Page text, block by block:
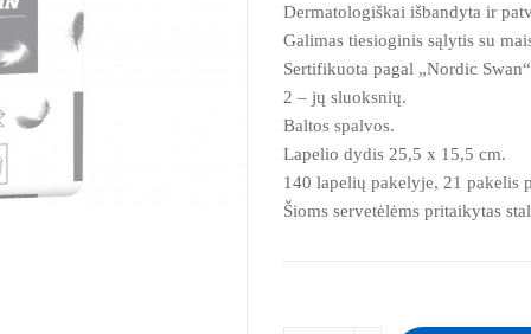
Dermatologiškai išbandyta ir
Galimas tiesioginis sąlytis su
Sertifikuota pagal „Nordic
2 – jų sluoksnių.
Baltos spalvos.
Lapelio dydis 25,5 x 15,5 cm.
140 lapelių pakelyje, 21 pakelis
Šioms servetėlėms pritaikytas